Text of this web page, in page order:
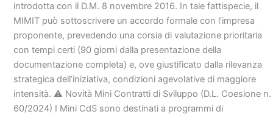
introdotta con il D.M. 8 novembre 2016. In tale fattispecie, il
MIMIT può sottoscrivere un accordo formale con l’impresa
proponente, prevedendo una corsia di valutazione prioritaria
con tempi certi (90 giorni dalla presentazione della
documentazione completa) e, ove giustificato dalla rilevanza
strategica dell’iniziativa, condizioni agevolative di maggiore
intensità. ⚠️ Novità Mini Contratti di Sviluppo (D.L. Coesione n.
60/2024) I Mini CdS sono destinati a programmi di